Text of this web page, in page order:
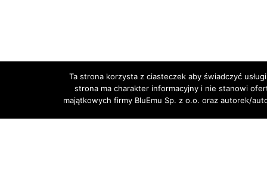
Facebook
Ta strona korzysta z ciasteczek aby świadczyć
strona ma charakter informacyjny i nie stanowi
majątkowych firmy BluEmu Sp. z o.o. oraz autorek/